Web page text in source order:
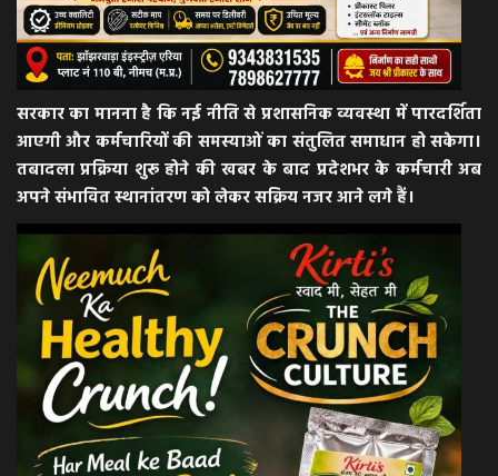
सरकार का मानना है कि नई नीति से प्रशासनिक व्यवस्था में पारदर्शिता
आएगी और कर्मचारियों की समस्याओं का संतुलित समाधान हो सकेगा।
तबादला प्रक्रिया शुरू होने की खबर के बाद प्रदेशभर के कर्मचारी अब
अपने संभावित स्थानांतरण को लेकर सक्रिय नजर आने लगे हैं।